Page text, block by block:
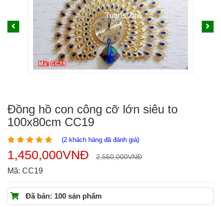
Đồng hồ con công cỡ lớn siêu to
100x80cm CC19
(2 khách hàng đã đánh giá)
2,550,000VNĐ
1,450,000VNĐ
Mã: CC19
Đã bán: 100 sản phẩm